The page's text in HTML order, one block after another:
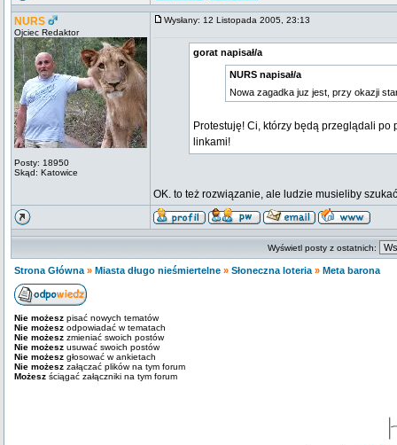
NURS
Ojciec Redaktor
Posty: 18950
Skąd: Katowice
Wysłany: 12 Listopada 2005, 23:13
gorat napisał/a
NURS napisał/a
Nowa zagadka juz jest, przy okazji
Protestuję! Ci, którzy będą przeglądali
linkami!
OK. to też rozwiązanie, ale ludzie musieliby
Wyświetl posty z ostatnich:
Strona Główna » Miasta długo nieśmiertelne » Słoneczna loteria » Meta barona
Nie możesz pisać nowych tematów
Nie możesz odpowiadać w tematach
Nie możesz zmieniać swoich postów
Nie możesz usuwać swoich postów
Nie możesz głosować w ankietach
Nie możesz załączać plików na tym forum
Możesz ściągać załączniki na tym forum